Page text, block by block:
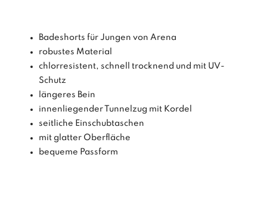
Badeshorts für Jungen von Arena
robustes Material
chlorresistent, schnell trocknend und mit UV-
Schutz
längeres Bein
innenliegender Tunnelzug mit Kordel
seitliche Einschubtaschen
mit glatter Oberfläche
bequeme Passform